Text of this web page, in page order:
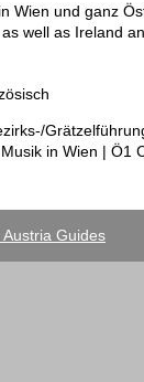
Wien und ganz
well as Ireland
in Wien | Ö1
Guides